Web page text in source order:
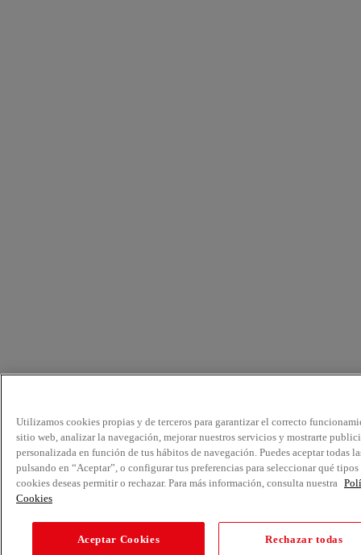
Utilizamos cookies propias y de terceros para garantizar el correcto
sitio web, analizar la navegación, mejorar nuestros servicios y mostrarte
personalizada en función de tus hábitos de navegación. Puedes aceptar todas
pulsando en “Aceptar”, o configurar tus preferencias para seleccionar qué tipos
cookies deseas permitir o rechazar. Para más información, consulta nuestra
Cookies
Aceptar Cookies Rechazar todas